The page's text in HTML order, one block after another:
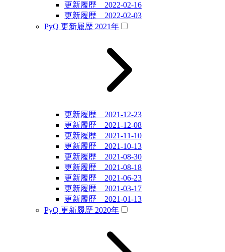
更新履歴 2022-02-16
更新履歴 2022-02-03
PyQ 更新履歴 2021年
更新履歴 2021-12-23
更新履歴 2021-12-08
更新履歴 2021-11-10
更新履歴 2021-10-13
更新履歴 2021-08-30
更新履歴 2021-08-18
更新履歴 2021-06-23
更新履歴 2021-03-17
更新履歴 2021-01-13
PyQ 更新履歴 2020年